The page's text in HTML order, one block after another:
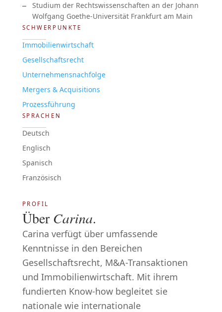
Studium der Rechtswissenschaften an der Johann
Wolfgang Goethe-Universität Frankfurt am Main
SCHWERPUNKTE
Immobilienwirtschaft
Gesellschaftsrecht
Unternehmensnachfolge
Mergers & Acquisitions
Prozessführung
SPRACHEN
Deutsch
Englisch
Spanisch
Französisch
PROFIL
ÜberCarina.
Carina verfügt über umfassende
Kenntnisse in den Bereichen
Gesellschaftsrecht, M&A-Transaktionen
und Immobilienwirtschaft. Mit ihrem
fundierten Know-how begleitet sie
nationale wie internationale